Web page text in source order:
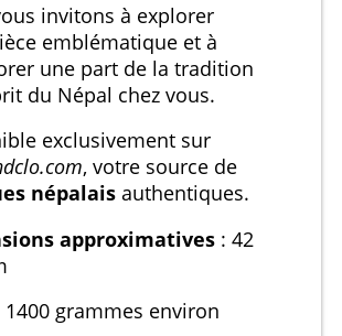
invitons à explorer
emblématique et à
une part de la tradition
du Népal chez vous.
exclusivement sur
, votre source de
népalais authentiques.
approximatives : 42
1400 grammes environ